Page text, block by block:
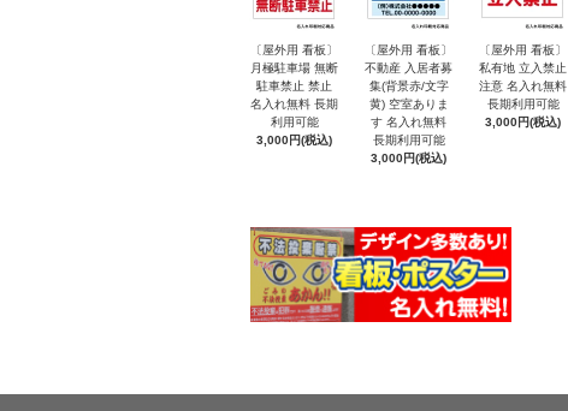
〔屋外用 看板〕
月極駐車場 無断
駐車禁止 禁止
名入れ無料 長期
利用可能
3,000円(税込)
〔屋外用 看板〕
不動産 入居者募
集(背景赤/文字
黄) 空室ありま
す 名入れ無料
長期利用可能
3,000円(税込)
〔屋外用 看板〕
私有地 立入禁止
注意 名入れ無料
長期利用可能
3,000円(税込)